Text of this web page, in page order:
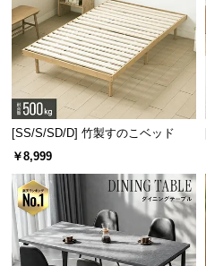
会
員
規
約
に
つ
い
て
[SS/S/SD/D] 竹製すのこベッド
￥8,999